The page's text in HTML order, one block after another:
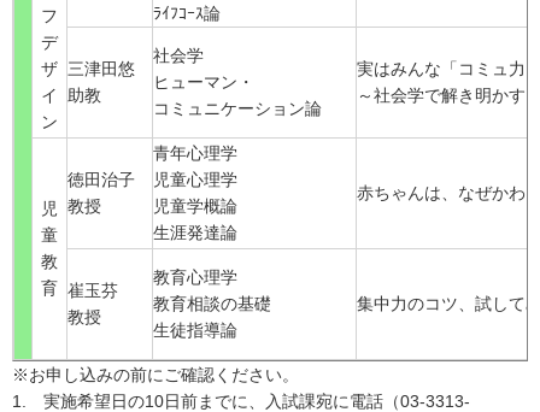
フ
デ
ザ
イ
ン
ﾗｲﾌｺｰｽ論
三津田悠
助教
社会学
ヒューマン・
コミュニケーション論
実はみんな「コミュ力
～社会学で解き明かす
児
童
教
育
徳田治子
教授
青年心理学
児童心理学
児童学概論
生涯発達論
赤ちゃんは、なぜかわ
崔玉芬
教授
教育心理学
教育相談の基礎
生徒指導論
集中力のコツ、試して
※お申し込みの前にご確認ください。
1. 実施希望日の10日前までに、入試課宛に電話（03-3313-